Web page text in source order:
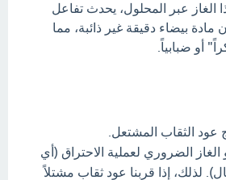
الغاز عبر المحلول، يحدث تفاعل
مادة بيضاء دقيقة غير ذائبة، مما
أو ضبابياً.
عود الثقاب المشتعل.
الضروري لعملية الاحتراق (أي
لذلك، إذا قربنا عود ثقاب مشتلاً